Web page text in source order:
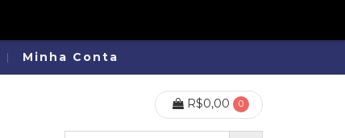
Minha Conta
R$0,00 0